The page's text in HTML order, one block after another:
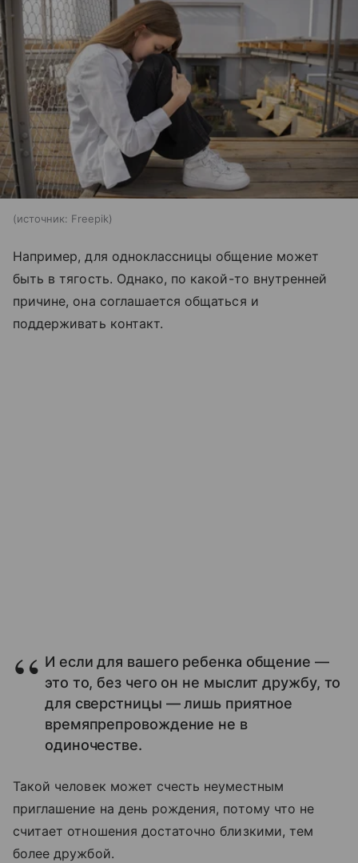
источник: Freepik
Например, для одноклассницы общение может
быть в тягость. Однако, по какой-то внутренней
причине, она соглашается общаться и
поддерживать контакт.
И если для вашего ребенка общение —
это то, без чего он не мыслит дружбу, то
для сверстницы — лишь приятное
времяпрепровождение не в
одиночестве.
Такой человек может счесть неуместным
приглашение на день рождения, потому что не
считает отношения достаточно близкими, тем
более дружбой.